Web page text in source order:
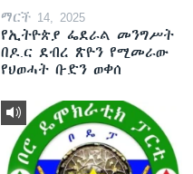
ማርች 14, 2025
የኢትዮጵያ ፌደራል መንግሥት
በዶ.ር ደብረ ጽዮን የሚመራው
የህወሓት ቡድን ወቀሰ